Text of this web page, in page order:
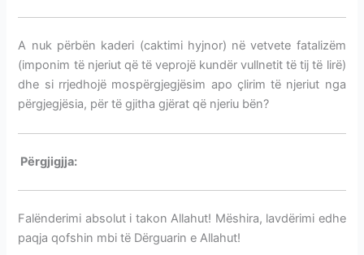
A nuk përbën kaderi (caktimi hyjnor) në vetvete fatalizëm
(imponim të njeriut që të veprojë kundër vullnetit të tij të lirë)
dhe si rrjedhojë mospërgjegjësim apo çlirim të njeriut nga
përgjegjësia, për të gjitha gjërat që njeriu bën?
Përgjigjja:
Falënderimi absolut i takon Allahut! Mëshira, lavdërimi edhe
paqja qofshin mbi të Dërguarin e Allahut!